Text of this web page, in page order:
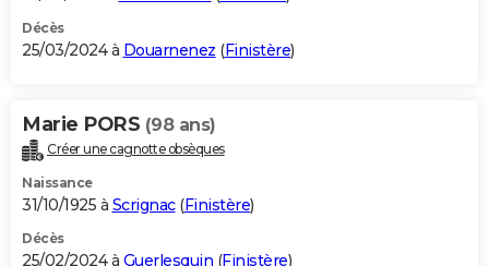
Décès
25/03/2024 à Douarnenez (Finistère)
Marie PORS (98 ans)
Créer une cagnotte obsèques
Naissance
31/10/1925 à Scrignac(Finistère)
Décès
25/02/2024 à Guerlesquin (Finistère)